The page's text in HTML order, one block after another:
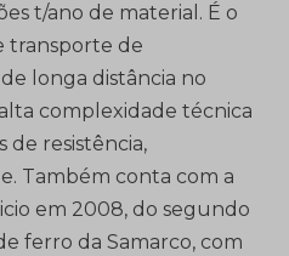
t/ano de material. É o
transporte de
longa distância no
complexidade técnica
de resistência,
Também conta com a
em 2008, do segundo
ferro da Samarco, com